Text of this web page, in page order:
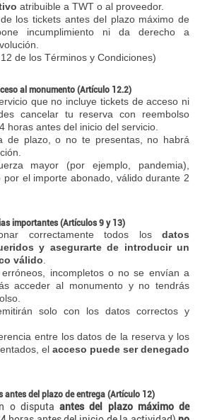
atribuible a TWT o al proveedor.
los tickets antes del plazo máximo de
incumplimiento ni da derecho a
de los Términos y Condiciones)
al monumento (Artículo 12.2)
que no incluye tickets de acceso ni
cancelar tu reserva con reembolso
horas antes del inicio del servicio.
de plazo, o no te presentas, no habrá
mayor (por ejemplo, pandemia),
por el importe abonado, válido durante 2
importantes (Artículos 9 y 13)
correctamente todos los datos
y asegurarte de introducir un
válido.
incompletos o no se envían a
acceder al monumento y no tendrás
solo con los datos correctos y
entre los datos de la reserva y los
el acceso puede ser denegado
antes del plazo de entrega (Artículo 12)
o disputaantes del plazo máximo de